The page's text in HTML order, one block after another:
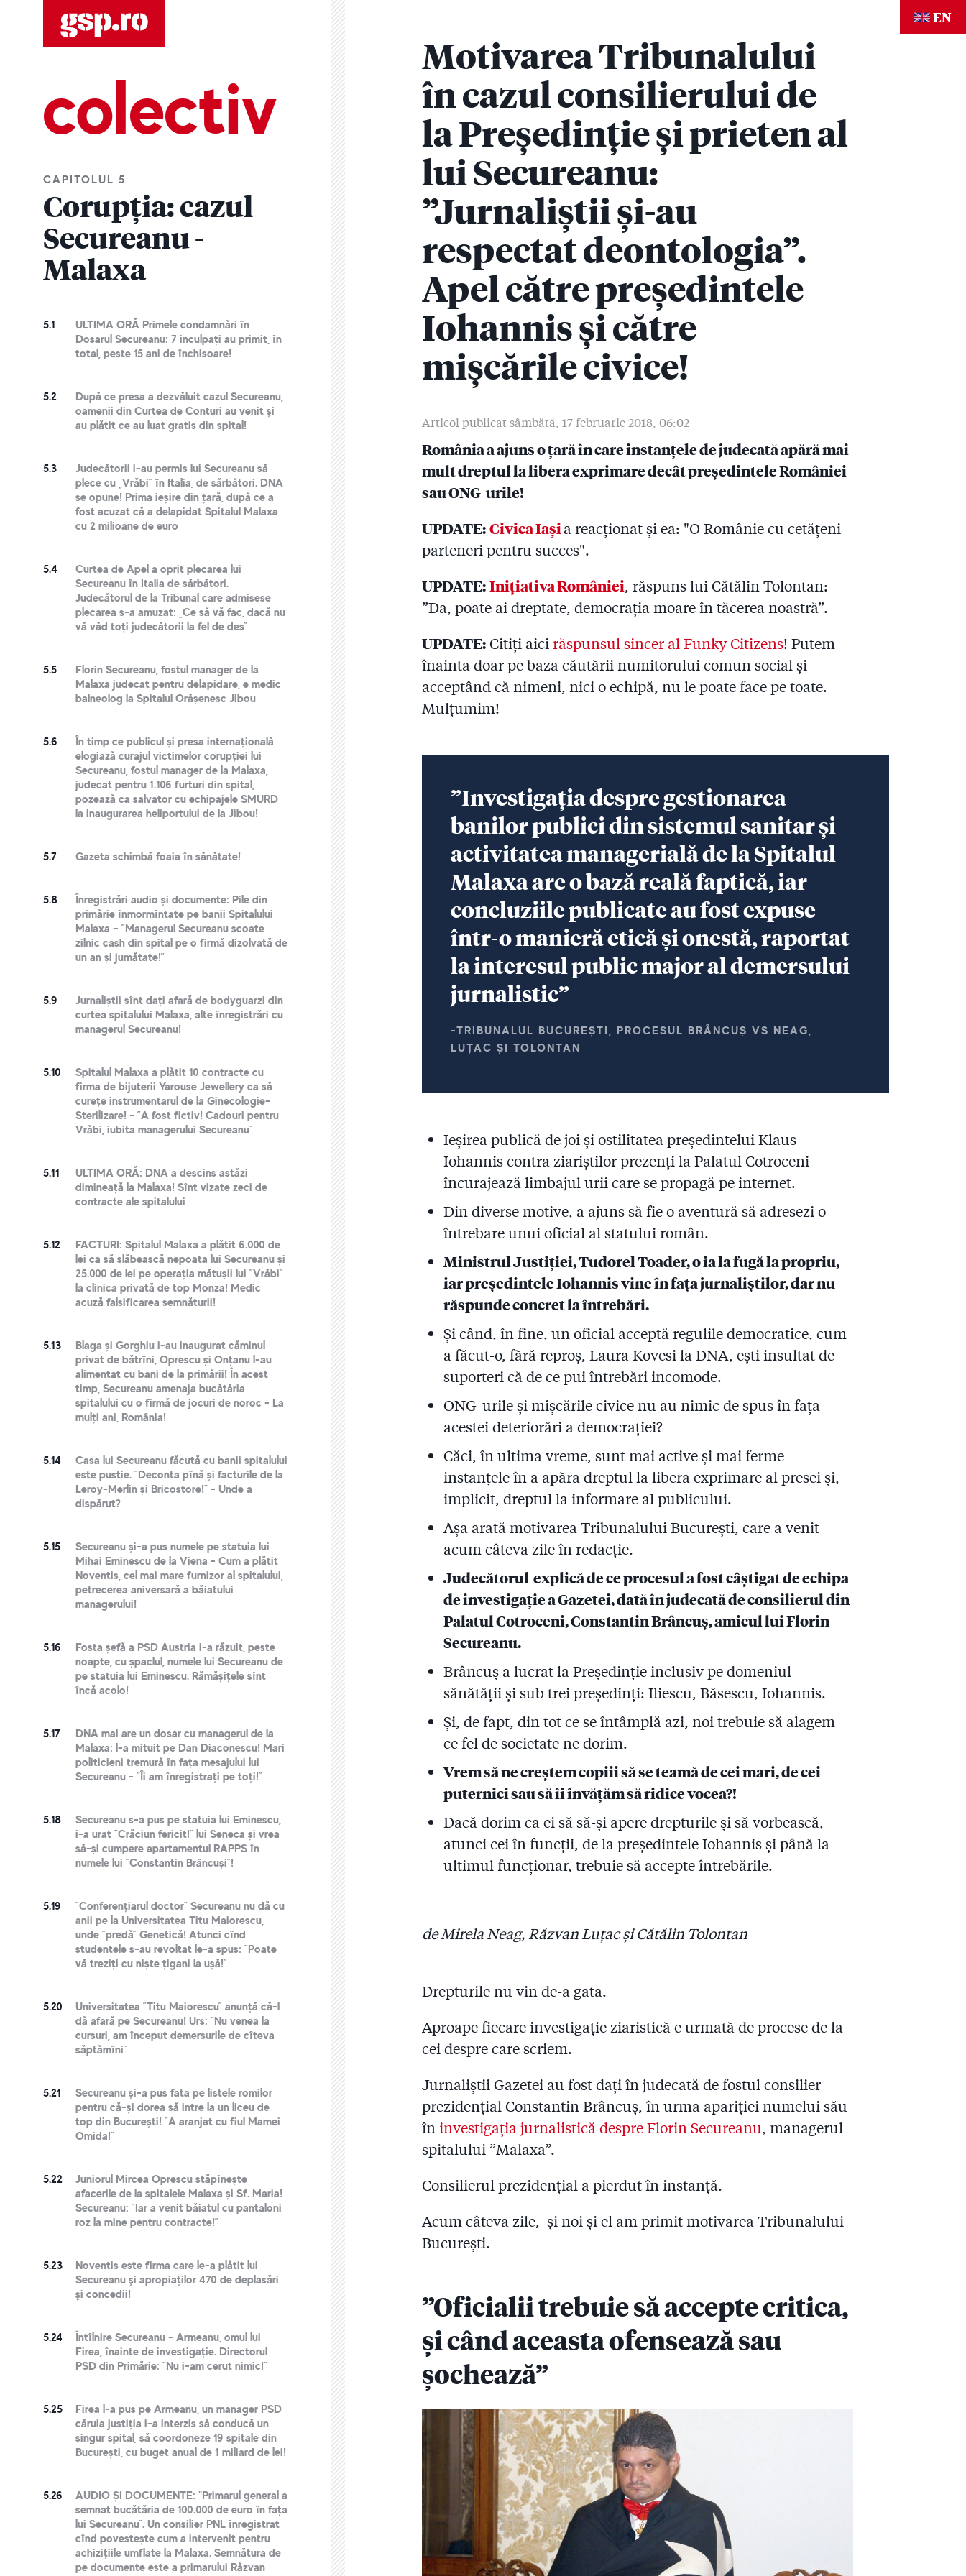
colectiv
CAPITOLUL 5
Corupția: cazul
Secureanu -
Malaxa
5.1
ULTIMA ORĂ Primele condamnări în
Dosarul Secureanu: 7 inculpați au primit, în
total, peste 15 ani de închisoare!
5.2
După ce presa a dezvăluit cazul Secureanu,
oamenii din Curtea de Conturi au venit și
au plătit ce au luat gratis din spital!
5.3
Judecătorii i-au permis lui Secureanu să
plece cu „Vrăbi” în Italia, de sărbători. DNA
se opune! Prima ieșire din țară, după ce a
fost acuzat că a delapidat Spitalul Malaxa
cu 2 milioane de euro
5.4
Curtea de Apel a oprit plecarea lui
Secureanu în Italia de sărbători.
Judecătorul de la Tribunal care admisese
plecarea s-a amuzat: „Ce să vă fac, dacă nu
vă văd toți judecătorii la fel de des”
5.5
Florin Secureanu, fostul manager de la
Malaxa judecat pentru delapidare, e medic
balneolog la Spitalul Orășenesc Jibou
5.6
În timp ce publicul și presa internațională
elogiază curajul victimelor corupției lui
Secureanu, fostul manager de la Malaxa,
judecat pentru 1.106 furturi din spital,
pozează ca salvator cu echipajele SMURD
la inaugurarea heliportului de la Jibou!
5.7 Gazeta schimbă foaia în sănătate!
5.8
Înregistrări audio și documente: Pile din
primărie înmormîntate pe banii Spitalului
Malaxa – ”Managerul Secureanu scoate
zilnic cash din spital pe o firmă dizolvată de
un an și jumătate!”
5.9
Jurnaliștii sînt dați afară de bodyguarzi din
curtea spitalului Malaxa, alte înregistrări cu
managerul Secureanu!
5.10
Spitalul Malaxa a plătit 10 contracte cu
firma de bijuterii Yarouse Jewellery ca să
curețe instrumentarul de la Ginecologie-
Sterilizare! - ”A fost fictiv! Cadouri pentru
Vrăbi, iubita managerului Secureanu”
5.11
ULTIMA ORĂ: DNA a descins astăzi
dimineață la Malaxa! Sînt vizate zeci de
contracte ale spitalului
5.12
FACTURI: Spitalul Malaxa a plătit 6.000 de
lei ca să slăbească nepoata lui Secureanu și
25.000 de lei pe operația mătușii lui ”Vrăbi”
la clinica privată de top Monza! Medic
acuză falsificarea semnăturii!
5.13
Blaga și Gorghiu i-au inaugurat căminul
privat de bătrîni, Oprescu și Onțanu l-au
alimentat cu bani de la primării! În acest
timp, Secureanu amenaja bucătăria
spitalului cu o firmă de jocuri de noroc - La
mulți ani, România!
5.14
Casa lui Secureanu făcută cu banii spitalului
este pustie. ”Deconta pînă și facturile de la
Leroy-Merlin și Bricostore!” - Unde a
dispărut?
5.15
Secureanu și-a pus numele pe statuia lui
Mihai Eminescu de la Viena - Cum a plătit
Noventis, cel mai mare furnizor al spitalului,
petrecerea aniversară a băiatului
managerului!
5.16
Fosta șefă a PSD Austria i-a răzuit, peste
noapte, cu șpaclul, numele lui Secureanu de
pe statuia lui Eminescu. Rămășițele sînt
încă acolo!
5.17
DNA mai are un dosar cu managerul de la
Malaxa: l-a mituit pe Dan Diaconescu! Mari
politicieni tremură în fața mesajului lui
Secureanu - ”Îi am înregistrați pe toți!”
5.18
Secureanu s-a pus pe statuia lui Eminescu,
i-a urat ”Crăciun fericit!” lui Seneca și vrea
să-și cumpere apartamentul RAPPS în
numele lui ”Constantin Brâncuși”!
5.19
”Conferențiarul doctor” Secureanu nu dă cu
anii pe la Universitatea Titu Maiorescu,
unde ”predă” Genetică! Atunci cînd
studentele s-au revoltat le-a spus: ”Poate
vă treziți cu niște țigani la ușă!”
5.20
Universitatea ”Titu Maiorescu” anunță că-l
dă afară pe Secureanu! Urs: ”Nu venea la
cursuri, am început demersurile de cîteva
săptămîni”
5.21
Secureanu și-a pus fata pe listele romilor
pentru că-și dorea să intre la un liceu de
top din București! ”A aranjat cu fiul Mamei
Omida!”
5.22
Juniorul Mircea Oprescu stăpînește
afacerile de la spitalele Malaxa și Sf. Maria!
Secureanu: ”Iar a venit băiatul cu pantaloni
roz la mine pentru contracte!”
5.23
Noventis este firma care le-a plătit lui
Secureanu şi apropiaţilor 470 de deplasări
şi concedii!
5.24
Întîlnire Secureanu - Armeanu, omul lui
Firea, înainte de investigație. Directorul
PSD din Primărie: ”Nu i-am cerut nimic!”
5.25
Firea l-a pus pe Armeanu, un manager PSD
căruia justiția i-a interzis să conducă un
singur spital, să coordoneze 19 spitale din
București, cu buget anual de 1 miliard de lei!
5.26
AUDIO ȘI DOCUMENTE: "Primarul general a
semnat bucătăria de 100.000 de euro în fața
lui Secureanu". Un consilier PNL înregistrat
cînd povestește cum a intervenit pentru
achizițiile umflate la Malaxa. Semnătura de
pe documente este a primarului Răzvan
EN
Motivarea Tribunalului
în cazul consilierului de
la Președinție și prieten al
lui Secureanu:
”Jurnaliștii și-au
respectat deontologia”.
Apel către președintele
Iohannis și către
mișcările civice!
Articol publicat sâmbătă, 17 februarie 2018, 06:02
România a ajuns o țară în care instanțele de judecată apără mai
mult dreptul la libera exprimare decât președintele României
sau ONG-urile!
UPDATE: Civica Iașia reacționat și ea: "O Românie cu cetățeni-
parteneri pentru succes".
UPDATE: Inițiativa României, răspuns lui Cătălin Tolontan:
”Da, poate ai dreptate, democrația moare în tăcerea noastră”.
UPDATE:Citiți aici răspunsul sincer al Funky Citizens! Putem
înainta doar pe baza căutării numitorului comun social și
acceptând că nimeni, nici o echipă, nu le poate face pe toate.
Mulțumim!
”Investigația despre gestionarea
banilor publici din sistemul sanitar și
activitatea managerială de la Spitalul
Malaxa are o bază reală faptică, iar
concluziile publicate au fost expuse
într-o manieră etică și onestă, raportat
la interesul public major al demersului
jurnalistic”
-TRIBUNALUL BUCUREȘTI, PROCESUL BRÂNCUȘ VS NEAG,
LUȚAC ȘI TOLONTAN
Ieșirea publică de joi și ostilitatea președintelui Klaus
Iohannis contra ziariștilor prezenți la Palatul Cotroceni
încurajează limbajul urii care se propagă pe internet.
Din diverse motive, a ajuns să fie o aventură să adresezi o
întrebare unui oficial al statului român.
Ministrul Justiției, Tudorel Toader, o ia la fugă la propriu,
iar președintele Iohannis vine în fața jurnaliștilor, dar nu
răspunde concret la întrebări.
Și când, în fine, un oficial acceptă regulile democratice, cum
a făcut-o, fără reproș, Laura Kovesi la DNA, ești insultat de
suporteri că de ce pui întrebări incomode.
ONG-urile și mișcările civice nu au nimic de spus în fața
acestei deteriorări a democrației?
Căci, în ultima vreme, sunt mai active și mai ferme
instanțele în a apăra dreptul la libera exprimare al presei și,
implicit, dreptul la informare al publicului.
Așa arată motivarea Tribunalului București, care a venit
acum câteva zile în redacție.
Judecătorul explică de ce procesul a fost câștigat de echipa
de investigație a Gazetei, dată în judecată de consilierul din
Palatul Cotroceni, Constantin Brâncuș, amicul lui Florin
Secureanu.
Brâncuș a lucrat la Președinție inclusiv pe domeniul
sănătății și sub trei președinți: Iliescu, Băsescu, Iohannis.
Și, de fapt, din tot ce se întâmplă azi, noi trebuie să alagem
ce fel de societate ne dorim.
Vrem să ne creștem copiii să se teamă de cei mari, de cei
puternici sau să îi învățăm să ridice vocea?!
Dacă dorim ca ei să să-și apere drepturile și să vorbească,
atunci cei în funcții, de la președintele Iohannis și până la
ultimul funcționar, trebuie să accepte întrebările.
de Mirela Neag, Răzvan Luțac și Cătălin Tolontan
Drepturile nu vin de-a gata.
Aproape fiecare investigație ziaristică e urmată de procese de la
cei despre care scriem.
Jurnaliștii Gazetei au fost dați în judecată de fostul consilier
prezidențial Constantin Brâncuș, în urma apariției numelui său
în investigația jurnalistică despre Florin Secureanu, managerul
spitalului ”Malaxa”.
Consilierul prezidențial a pierdut în instanță.
Acum câteva zile, și noi și el am primit motivarea Tribunalului
București.
”Oficialii trebuie să accepte critica,
și când aceasta ofensează sau
șochează”